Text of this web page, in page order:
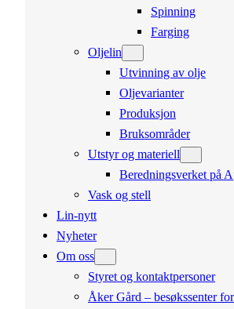
Spinning
Farging
Oljelin
Utvinning av olje
Oljevarianter
Produksjon
Bruksområder
Utstyr og materiell
Beredningsverket på
Vask og stell
Lin-nytt
Nyheter
Om oss
Styret og kontaktpersoner
Åker Gård – besøkssenter